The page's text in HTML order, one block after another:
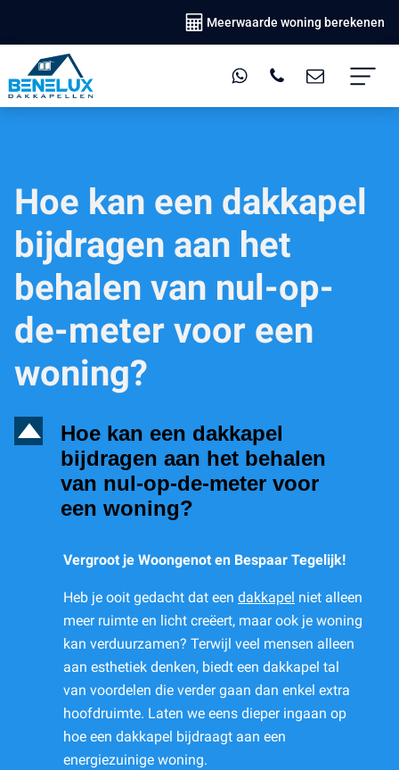
Meerwaarde woning berekenen
Hoe kan een dakkapel
bijdragen aan het
behalen van nul-op-
de-meter voor een
woning?
D
Hoe kan een dakkapel
bijdragen aan het behalen
van nul-op-de-meter voor
een woning?
Vergroot je Woongenot en Bespaar Tegelijk!
Heb je ooit gedacht dat een dakkapel niet alleen
meer ruimte en licht creëert, maar ook je woning
kan verduurzamen? Terwijl veel mensen alleen
aan esthetiek denken, biedt een dakkapel tal
van voordelen die verder gaan dan enkel extra
hoofdruimte. Laten we eens dieper ingaan op
hoe een dakkapel bijdraagt aan een
energiezuinige woning.